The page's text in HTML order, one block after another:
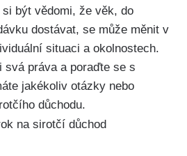
být vědomi, že věk, do
dostávat, se může měnit v
situaci a okolnostech.
svá práva a poraďte se s
jakékoliv otázky nebo
důchodu.